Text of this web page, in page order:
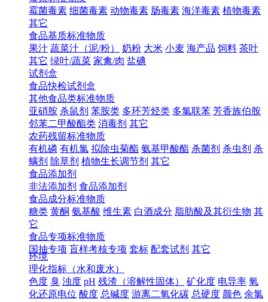
霉菌毒素 细菌毒素 动物毒素 肠毒素 海洋毒素 植物毒素
其它
食品基质标准物质
果汁 蔬菜汁（泥/粉） 奶粉 大米 小麦 海产品 饲料 茶叶
其它 绿叶/蔬菜 家禽/肉 盐碘
试剂盒
食品快检试剂盒
其他食品类标准物质
亚硝胺 杀鼠剂 苯胺类 多环芳烃类 多氯联苯 芳香族伯胺
邻苯二甲酸酯类 消毒剂 其它
农药残留标准物质
有机磷 有机氯 拟除虫菊酯 氨基甲酸酯 杀菌剂 杀虫剂 杀
螨剂 除草剂 植物生长调节剂 其它
食品添加剂
非法添加剂 食品添加剂
食品成分标准物质
糖类 黄酮 氨基酸 维生素 白酒成分 脂肪酸及其衍生物 其
它
食品专项标准物质
国抽专项 盲样考核专项 套标 配套试剂 其它
环境
理化指标（水和废水）
色度 臭 浊度 pH 残渣（溶解性固体） 矿化度 电导率 氧
化还原电位 酸度 总碱度 游离二氧化碳 总硬度 颜色 余氯